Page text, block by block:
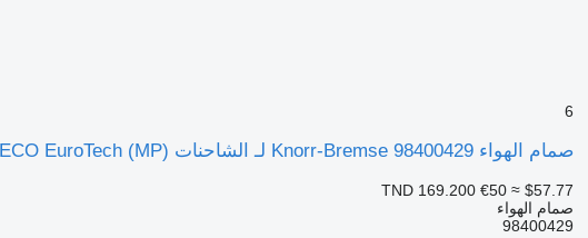
6
صمام الهواء Knorr-Bremse 98400429 لـ الشاحنات IVECO EuroTech (MP)
TND 169.200 €50 ≈ $57.77
صمام الهواء
98400429